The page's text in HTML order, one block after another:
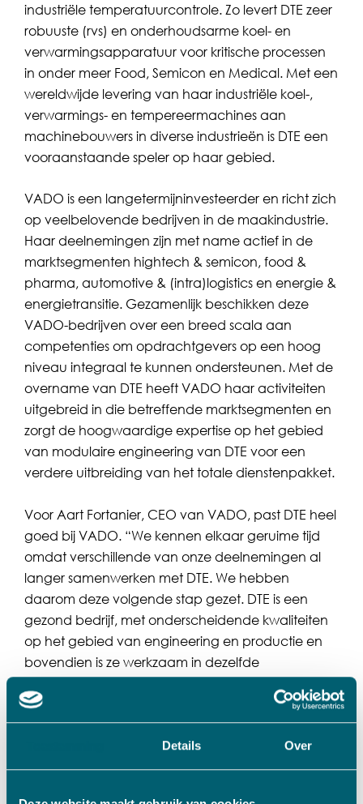
Details Over
industriële temperatuurcontrole. Zo levert DTE zeer
robuuste (rvs) en onderhoudsarme koel- en
verwarmingsapparatuur voor kritische processen
in onder meer Food, Semicon en Medical. Met een
wereldwijde levering van haar industriële koel-,
verwarmings- en tempereermachines aan
machinebouwers in diverse industrieën is DTE een
vooraanstaande speler op haar gebied.
VADO is een langetermijninvesteerder en richt zich
op veelbelovende bedrijven in de maakindustrie.
Haar deelnemingen zijn met name actief in de
marktsegmenten hightech & semicon, food &
pharma, automotive & (intra)logistics en energie &
energietransitie. Gezamenlijk beschikken deze
VADO-bedrijven over een breed scala aan
competenties om opdrachtgevers op een hoog
niveau integraal te kunnen ondersteunen. Met de
overname van DTE heeft VADO haar activiteiten
uitgebreid in die betreffende marktsegmenten en
zorgt de hoogwaardige expertise op het gebied
van modulaire engineering van DTE voor een
verdere uitbreiding van het totale dienstenpakket.
Voor Aart Fortanier, CEO van VADO, past DTE heel
goed bij VADO. “We kennen elkaar geruime tijd
omdat verschillende van onze deelnemingen al
langer samenwerken met DTE. We hebben
daarom deze volgende stap gezet. DTE is een
gezond bedrijf, met onderscheidende kwaliteiten
op het gebied van engineering en productie en
bovendien is ze werkzaam in dezelfde
groeimarkten als een flink aantal van onze andere
deelnemingen. Dat levert mooie kansen op voor
verdere samenwerking en uitbreiding van de
integrale dienstverlening aan onze
opdrachtgevers.”